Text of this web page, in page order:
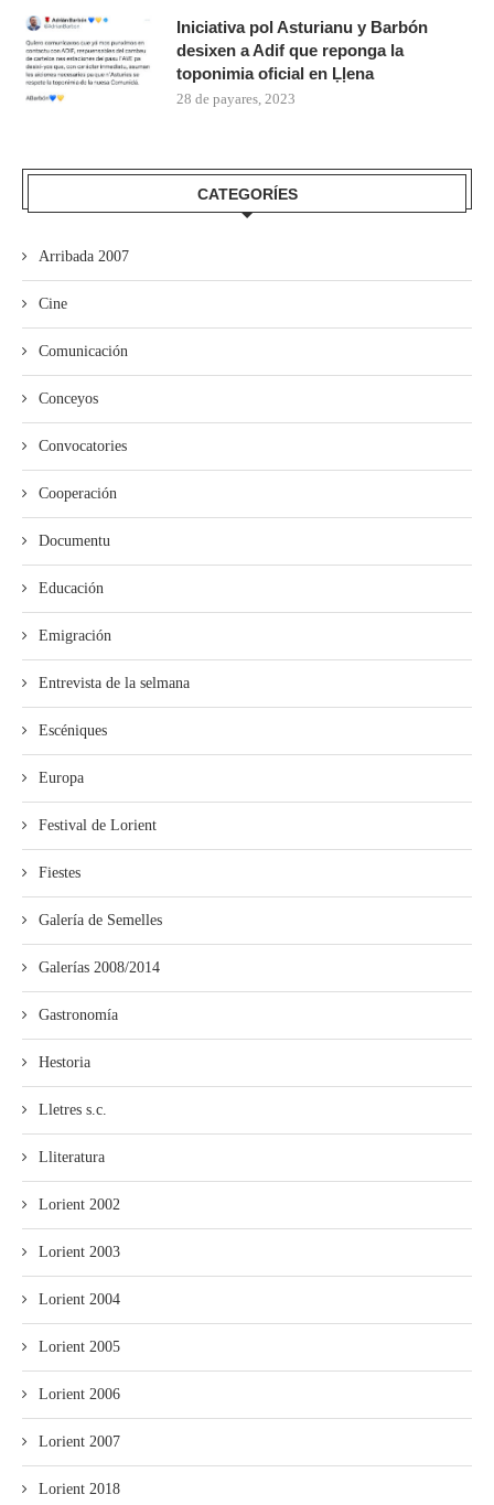
Iniciativa pol Asturianu y Barbón
desixen a Adif que reponga la
toponimia oficial en Ḷḷena
28 de payares, 2023
CATEGORÍES
Arribada 2007
Cine
Comunicación
Conceyos
Convocatories
Cooperación
Documentu
Educación
Emigración
Entrevista de la selmana
Escéniques
Europa
Festival de Lorient
Fiestes
Galería de Semelles
Galerías 2008/2014
Gastronomía
Hestoria
Lletres s.c.
Lliteratura
Lorient 2002
Lorient 2003
Lorient 2004
Lorient 2005
Lorient 2006
Lorient 2007
Lorient 2018